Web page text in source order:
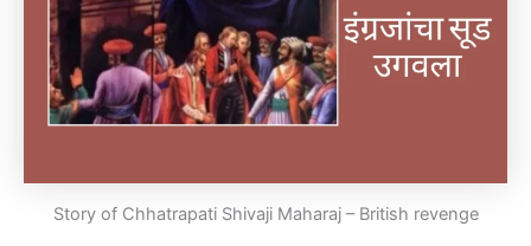
Story of Chhatrapati Shivaji Maharaj – British revenge